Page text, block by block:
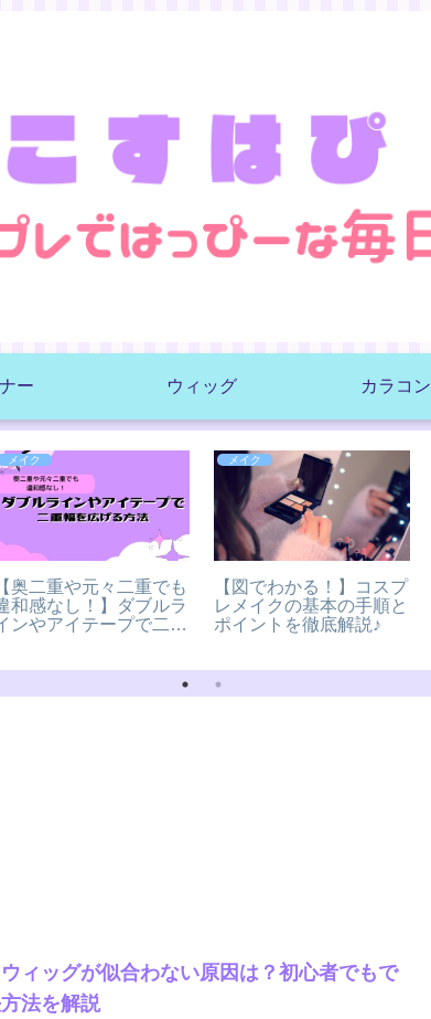
ー ウィッグ カラコン
メイク
【奥二重や元々二重でも
和感なし！】ダブルラ
ンやアイテープで二重
メイク
【図でわかる！】コスプ
レメイクの基本の手順と
ポイントを徹底解説♪
ィッグが似合わない原因は？初心者でもで
法を解説